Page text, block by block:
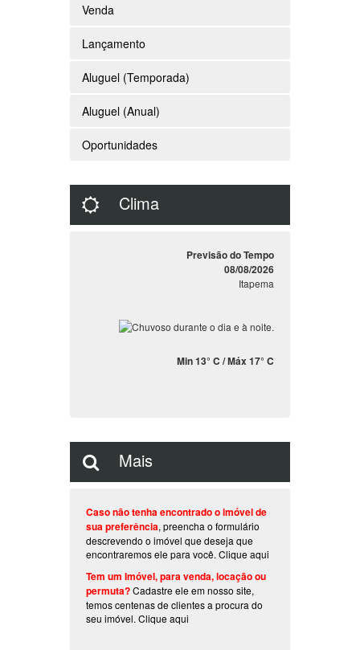
Venda
Lançamento
Aluguel (Temporada)
Aluguel (Anual)
Oportunidades
Clima
Previsão do Tempo
08/08/2026
Itapema
Min 13° C / Máx 17° C
Mais
Caso não tenha encontrado o imóvel de
sua preferência, preencha o formulário
descrevendo o imóvel que deseja que
encontraremos ele para você. Clique aqui
Tem um Imóvel, para venda, locação ou
permuta?Cadastre ele em nosso site,
temos centenas de clientes a procura do
seu imóvel. Clique aqui